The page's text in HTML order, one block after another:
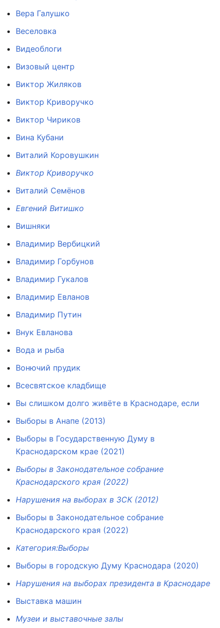
Вера Галушко
Веселовка
Видеоблоги
Визовый центр
Виктор Жиляков
Виктор Криворучко
Виктор Чириков
Вина Кубани
Виталий Коровушкин
Виктор Криворучко
Виталий Семёнов
Евгений Витишко
Вишняки
Владимир Вербицкий
Владимир Горбунов
Владимир Гукалов
Владимир Евланов
Владимир Путин
Внук Евланова
Вода и рыба
Вонючий прудик
Всесвятское кладбище
Вы слишком долго живёте в Краснодаре, если
Выборы в Анапе (2013)
Выборы в Государственную Думу в
Краснодарском крае (2021)
Выборы в Законодательное собрание
Краснодарского края (2022)
Нарушения на выборах в ЗСК (2012)
Выборы в Законодательное собрание
Краснодарского края (2022)
Категория:Выборы
Выборы в городскую Думу Краснодара (2020)
Нарушения на выборах президента в Краснодаре
Выставка машин
Музеи и выставочные залы